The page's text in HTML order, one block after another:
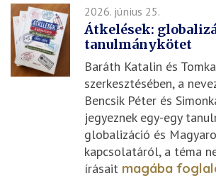
2026. június 25.
Átkelések:
tanulmánykötet
Baráth Katalin és
szerkesztésében, a
Bencsik Péter és
jegyeznek egy-egy
globalizáció és
kapcsolatáról, a téma
írásait magába